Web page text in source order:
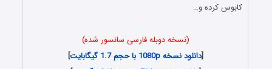
کابوس کرده و…
(نسخه دوبله فارسی سانسور شده)
[دانلود نسخه 1080p با حجم 1.7 گیگابایت
]